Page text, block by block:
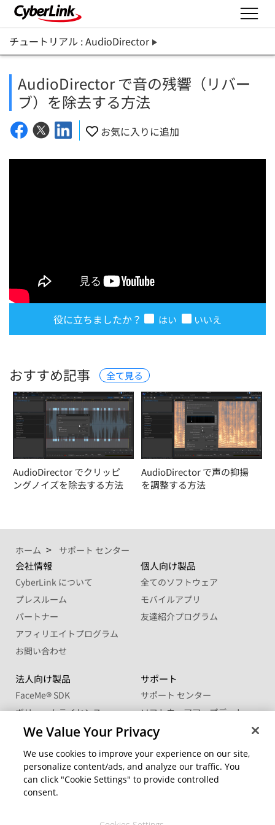
チュートリアル : AudioDirector
AudioDirector で音の残響（リバー
ブ）を除去する方法
お気に入りに追加
役に立ちましたか？ はい いいえ
おすすめ記事 全て見る
AudioDirector でクリッピ
ングノイズを除去する方法
AudioDirector で声の抑揚
を調整する方法
ホーム サポート センター
会社情報
CyberLink について
プレスルーム
パートナー
アフィリエイトプログラム
お問い合わせ
個人向け製品
全てのソフトウェア
モバイルアプリ
友達紹介プログラム
法人向け製品
FaceMe® SDK
ボリュームライセンス
学生・教職員向け優待販売
サポート
サポート センター
ソフトウェアアップデート
ラーニングセンター
コミュニティー
CyberLink メンバーサイト
ブログ
公式ソーシャルメディア
地域を変更
We Value Your Privacy
We use cookies to improve your experience on our site,
personalize content/ads, and analyze our traffic. You
can click "Cookie Settings" to provide controlled
consent.